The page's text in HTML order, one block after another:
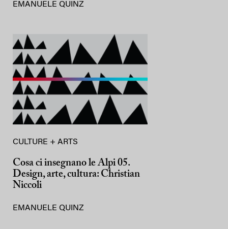
EMANUELE QUINZ
CULTURE + ARTS
Cosa ci insegnano le Alpi 05.
Design, arte, cultura: Christian
Niccoli
EMANUELE QUINZ